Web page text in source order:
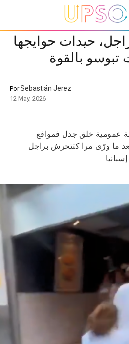
حيدات حوايجها
تبوسو بالقوة
PorSebastián Jerez
12 May, 2026
عمومية خلق جدل فمواقع
ما ورّى مرا كتتحرش براجل